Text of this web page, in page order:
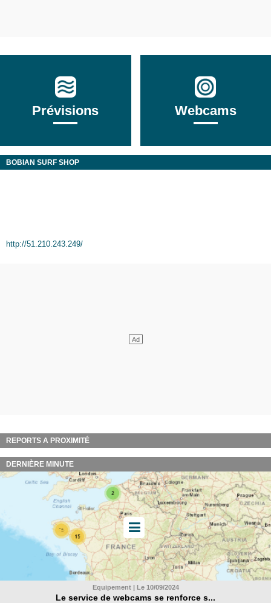
Prévisions Webcams
BOBIAN SURF SHOP
http://51.210.243.249/
REPORTS A PROXIMITÉ
DERNIÈRE MINUTE
Equipement | Le 10/09/2024
Le service de webcams se renforce s...